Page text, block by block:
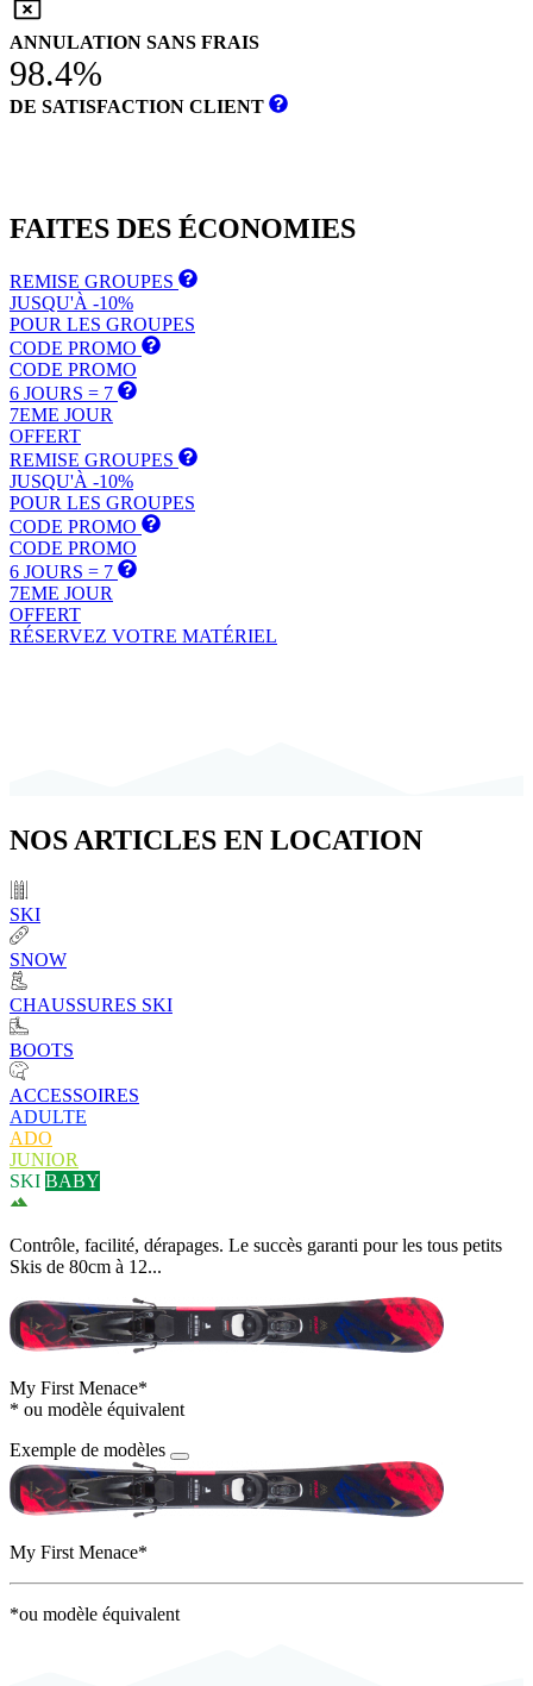
ANNULATION SANS FRAIS
98.4%
DE SATISFACTION CLIENT
FAITES DES ÉCONOMIES
REMISE GROUPES
JUSQU'À -10%
POUR LES GROUPES
CODE PROMO
CODE PROMO
6 JOURS = 7
7EME JOUR
OFFERT
REMISE GROUPES
JUSQU'À -10%
POUR LES GROUPES
CODE PROMO
CODE PROMO
6 JOURS = 7
7EME JOUR
OFFERT
RÉSERVEZ VOTRE MATÉRIEL
NOSARTICLES EN LOCATION
SKI
SNOW
CHAUSSURES SKI
BOOTS
ACCESSOIRES
ADULTE
ADO
JUNIOR
SKI BABY
Contrôle, facilité, dérapages. Le succès garanti pour les tous petits
Skis de 80cm à 12...
My First Menace*
* ou modèle équivalent
Exemple de modèles
My First Menace*
*ou modèle équivalent